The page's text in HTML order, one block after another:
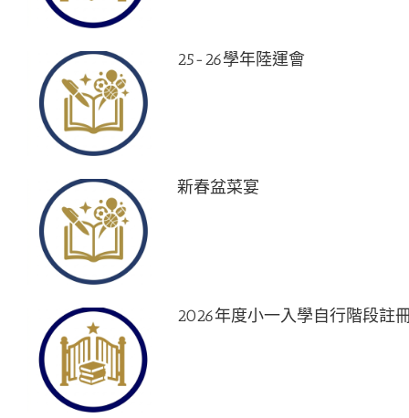
25-26學年陸運會
新春盆菜宴
2026年度小一入學自行階段註